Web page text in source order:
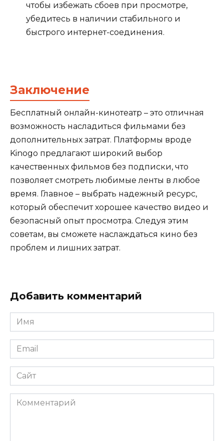
чтобы избежать сбоев при просмотре,
убедитесь в наличии стабильного и
быстрого интернет-соединения.
Заключение
Бесплатный онлайн-кинотеатр – это отличная
возможность насладиться фильмами без
дополнительных затрат. Платформы вроде
Kinogo предлагают широкий выбор
качественных фильмов без подписки, что
позволяет смотреть любимые ленты в любое
время. Главное – выбрать надежный ресурс,
который обеспечит хорошее качество видео и
безопасный опыт просмотра. Следуя этим
советам, вы сможете наслаждаться кино без
проблем и лишних затрат.
Добавить комментарий
Имя
*
Email
*
Сайт
Комментарий